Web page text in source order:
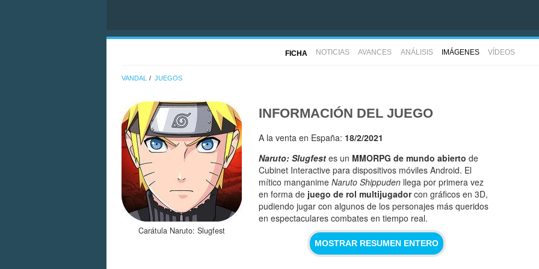
FICHA NOTICIAS AVANCES ANÁLISIS IMÁGENES VÍDEOS
VANDAL JUEGOS
Carátula Naruto: Slugfest
INFORMACIÓN DEL JUEGO
A la venta en España: 18/2/2021
Naruto: Slugfest es un MMORPG de mundo abierto de
Cubinet Interactive para dispositivos móviles Android. El
mítico manganime Naruto Shippuden llega por primera vez
en forma de juego de rol multijugadorcon gráficos en 3D,
pudiendo jugar con algunos de los personajes más queridos
en espectaculares combates en tiempo real.
MOSTRAR RESUMEN ENTERO